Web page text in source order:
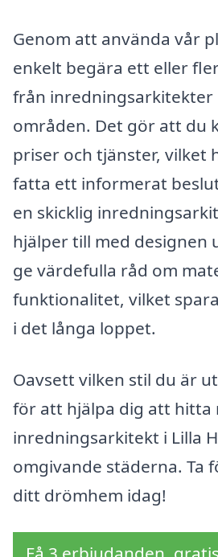
Genom att använda vår
enkelt begära ett eller
från inredningsarkitekter
områden. Det gör att du
priser och tjänster, vilket
fatta ett informerat
en skicklig
hjälper till med designen
ge värdefulla råd om
funktionalitet, vilket
i det långa loppet.
Oavsett vilken stil du är
för att hjälpa dig att hitta
inredningsarkitekt i Lilla
omgivande städerna. Ta
ditt drömhem idag!